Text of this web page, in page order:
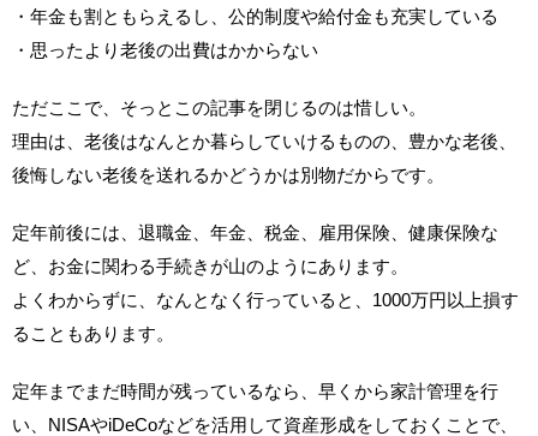
・年金も割ともらえるし、公的制度や給付金も充実している
・思ったより老後の出費はかからない
ただここで、そっとこの記事を閉じるのは惜しい。
理由は、老後はなんとか暮らしていけるものの、豊かな老後、
後悔しない老後を送れるかどうかは別物だからです。
定年前後には、退職金、年金、税金、雇用保険、健康保険な
ど、お金に関わる手続きが山のようにあります。
よくわからずに、なんとなく行っていると、1000万円以上損す
ることもあります。
定年までまだ時間が残っているなら、早くから家計管理を行
い、NISAやiDeCoなどを活用して資産形成をしておくことで、